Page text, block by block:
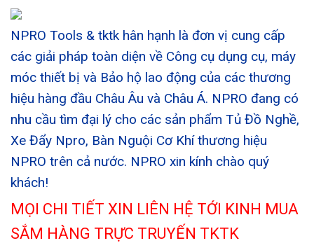
NPRO Tools & tktk hân hạnh là đơn vị cung cấp
các giải pháp toàn diện về Công cụ dụng cụ, máy
móc thiết bị và Bảo hộ lao động của các thương
hiệu hàng đầu Châu Âu và Châu Á. NPRO đang có
nhu cầu tìm đại lý cho các sản phẩm Tủ Đồ Nghề,
Xe Đẩy Npro, Bàn Nguội Cơ Khí thương hiệu
NPRO trên cả nước. NPRO xin kính chào quý
khách!
MỌI CHI TIẾT XIN LIÊN HỆ TỚI KINH MUA
SẮM HÀNG TRỰC TRUYẾN TKTK